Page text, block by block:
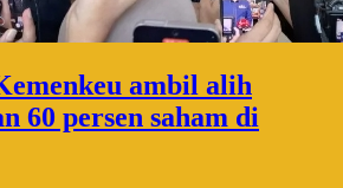
ambil alih
60 persen saham di